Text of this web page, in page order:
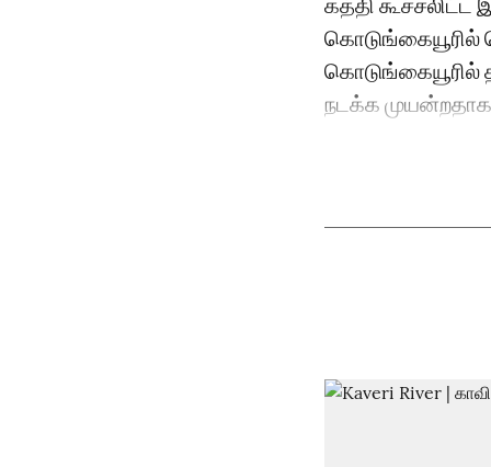
கொடுங்கையூரில்
கொடுங்கையூரில்
நடக்க முயன்றதாக